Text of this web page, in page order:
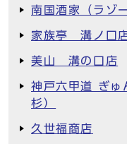
南国酒家（ラゾ
家族亭 溝ノ口
美山 溝の口店
神戸六甲道 ぎゅ
杉）
久世福商店